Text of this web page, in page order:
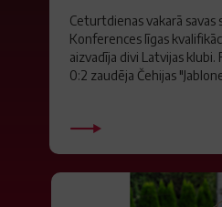
Ceturtdienas vakarā savas
Konferences līgas
aizvadīja divi Latvijas klubi.
0:2 zaudēja Čehijas